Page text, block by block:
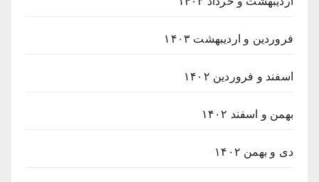
فروردین و اردیبهشت ۱۴۰۳
اسفند و فروردین ۱۴۰۲
بهمن و اسفند ۱۴۰۲
دی و بهمن ۱۴۰۲